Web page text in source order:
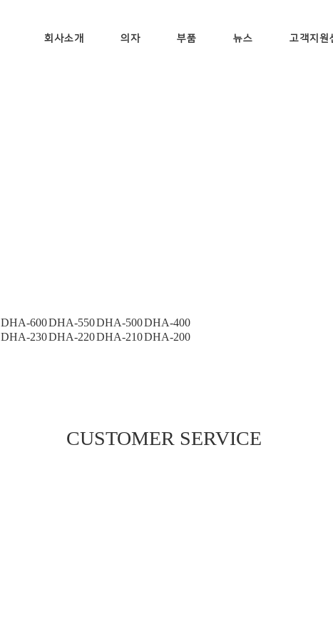
회사소개 의자 부품 뉴스 고객지원
DHA-600DHA-550DHA-500DHA-400
DHA-230DHA-220DHA-210DHA-200
CUSTOMER SERVICE